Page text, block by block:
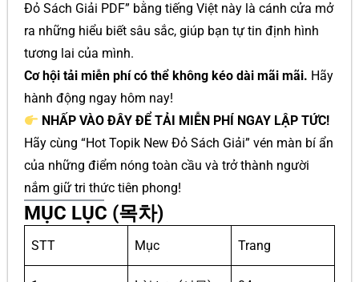
Đỏ Sách Giải PDF” bằng tiếng Việt này là cánh cửa mở
ra những hiểu biết sâu sắc, giúp bạn tự tin định hình
tương lai của mình.
Cơ hội tải miễn phí có thể không kéo dài mãi mãi. Hãy
hành động ngay hôm nay!
NHẤP VÀO ĐÂY ĐỂ TẢI MIỄN PHÍ NGAY LẬP TỨC!
Hãy cùng “Hot Topik New Đỏ Sách Giải” vén màn bí ẩn
của những điểm nóng toàn cầu và trở thành người
nắm giữ tri thức tiên phong!
MỤC LỤC (목차)
STT Mục Trang